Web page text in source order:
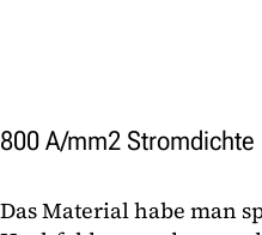
800 A/mm2 Stromdichte
Das Material habe man